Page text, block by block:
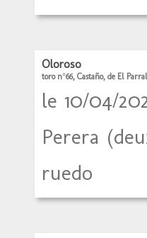
Oloroso
toro n°66, Castaño, de El
le 10/04/
Perera
ruedo